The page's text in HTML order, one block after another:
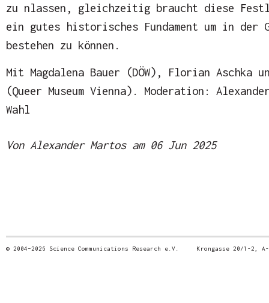
zu nlassen, gleichzeitig braucht diese
ein gutes historisches Fundament um in der
bestehen zu können.
Mit Magdalena Bauer (DÖW), Florian Aschka
(Queer Museum Vienna). Moderation:
Wahl
Von Alexander Martos am 06 Jun 2025
© 2004–2026 Science Communications Research e.V. Krongasse 20/